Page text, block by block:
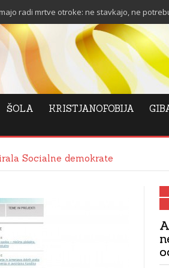
mrtve otroke: ne stavkajo, ne potrebujejo
ŠOLA KRISTJANOFOBIJA
Socialne demokrate